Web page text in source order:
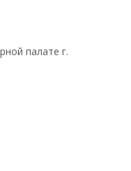
палате г.